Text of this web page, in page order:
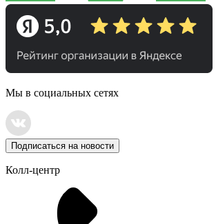
Мы в социальных сетях
Подписаться на новости
Колл-центр